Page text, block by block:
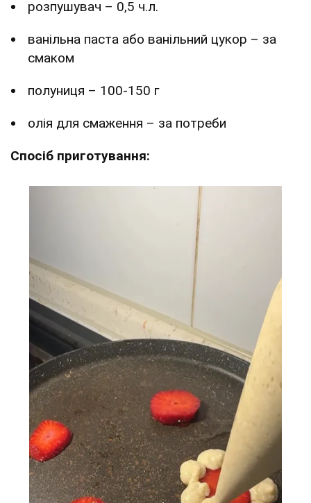
розпушувач – 0,5 ч.л.
ванільна паста або ванільний цукор – за
смаком
полуниця – 100-150 г
олія для смаження – за потреби
Спосіб приготування: